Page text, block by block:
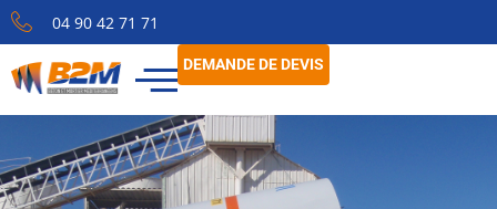
04 90 42 71 71
DEMANDE DE DEVIS